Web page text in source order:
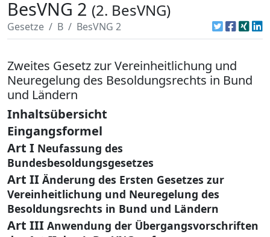
BesVNG 2 (2. BesVNG)
Gesetze B BesVNG 2
Zweites Gesetz zur Vereinheitlichung und
Neuregelung des Besoldungsrechts in Bund
und Ländern
Inhaltsübersicht
Eingangsformel
Art I Neufassung des
Bundesbesoldungsgesetzes
Art II Änderung des Ersten Gesetzes zur
Vereinheitlichung und Neuregelung des
Besoldungsrechts in Bund und Ländern
Art III Anwendung der Übergangsvorschriften